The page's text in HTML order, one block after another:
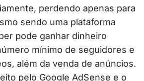
perdendo apenas para
sendo uma plataforma
pode ganhar dinheiro
mínimo de seguidores e
além da venda de anúncios.
pelo Google AdSense e o